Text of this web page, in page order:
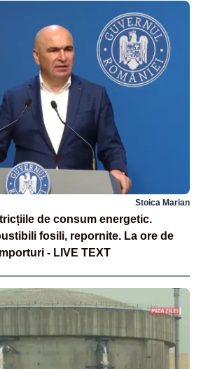
Stoica Marian
de consum energetic.
fosili, repornite. La ore de
- LIVE TEXT